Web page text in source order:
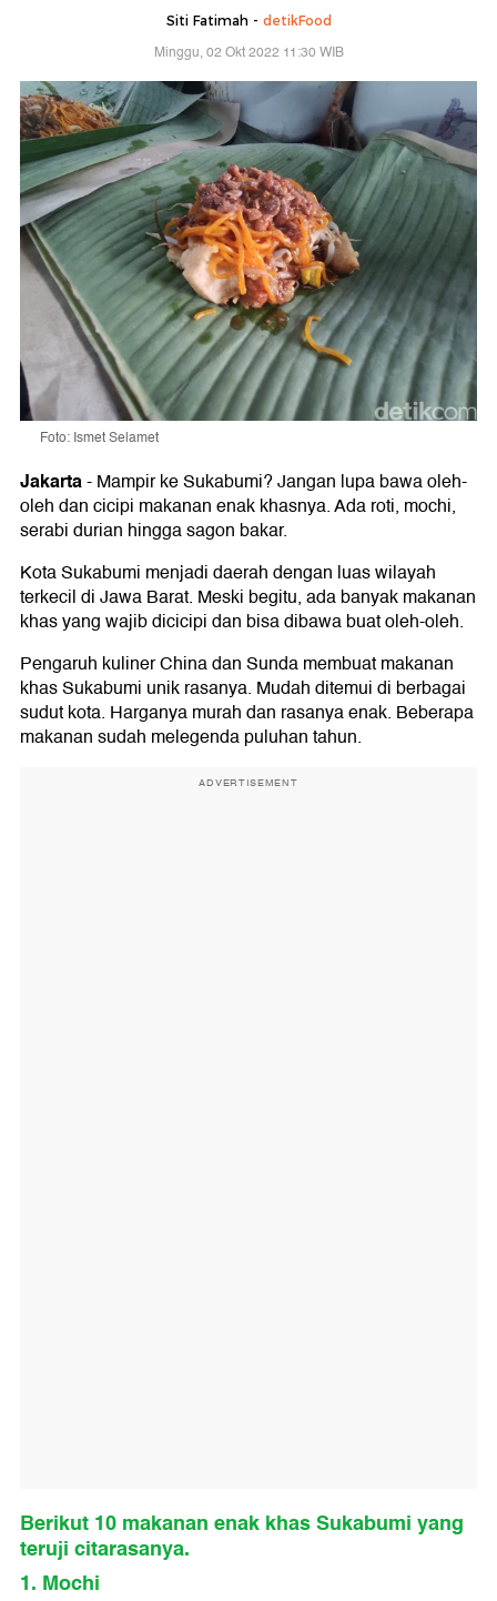
Siti Fatimah - detikFood
Minggu, 02 Okt 2022 11:30 WIB
Foto: Ismet Selamet
Jakarta-Mampir ke Sukabumi? Jangan lupa bawa oleh-
oleh dan cicipi makanan enak khasnya. Ada roti, mochi,
serabi durian hingga sagon bakar.
Kota Sukabumi menjadi daerah dengan luas wilayah
terkecil di Jawa Barat. Meski begitu, ada banyak makanan
khas yang wajib dicicipi dan bisa dibawa buat oleh-oleh.
Pengaruh kuliner China dan Sunda membuat makanan
khas Sukabumi unik rasanya. Mudah ditemui di berbagai
sudut kota. Harganya murah dan rasanya enak. Beberapa
makanan sudah melegenda puluhan tahun.
ADVERTISEMENT
Berikut 10 makanan enak khas Sukabumi yang
teruji citarasanya.
1. Mochi